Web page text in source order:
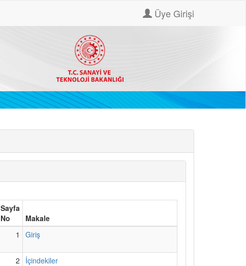
Üye Girişi
Sayfa
No
Makale
1 Giriş
2 İçindekiler